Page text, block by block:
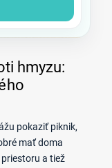
hmyzu:
pokaziť piknik,
mať doma
a tiež